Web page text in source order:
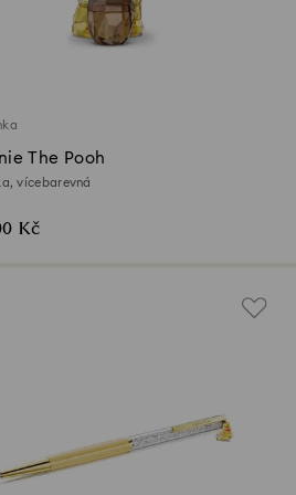
The Pooh
vícebarevná
Kč